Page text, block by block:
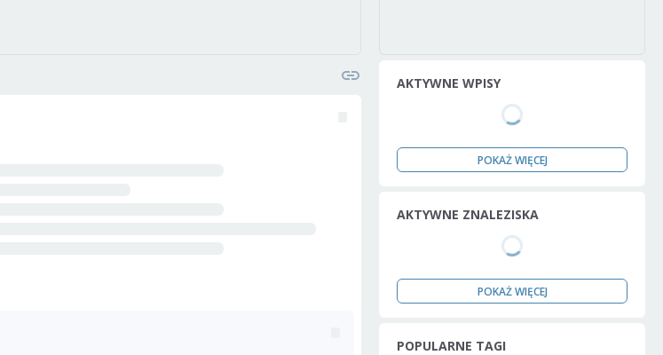
AKTYWNE WPISY
POKAŻ WIĘCEJ
AKTYWNE ZNALEZISKA
POKAŻ WIĘCEJ
POPULARNE TAGI